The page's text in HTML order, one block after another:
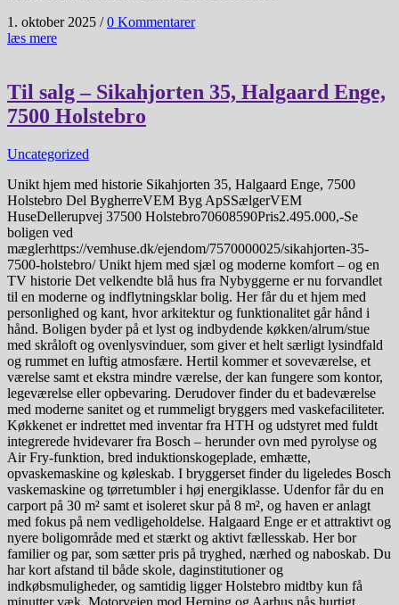
1. oktober 2025 / 0 Kommentarer
læs mere
Til salg – Sikahjorten 35, Halgaard Enge,
7500 Holstebro
Uncategorized
Unikt hjem med historie Sikahjorten 35, Halgaard Enge, 7500
Holstebro Del BygherreVEM Byg ApSSælgerVEM
HuseDellerupvej 37500 Holstebro70608590Pris2.495.000,-Se
boligen ved
mæglerhttps://vemhuse.dk/ejendom/7570000025/sikahjorten-35-
7500-holstebro/ Unikt hjem med sjæl og moderne komfort – og en
TV historie Det velkendte blå hus fra Nybyggerne er nu forvandlet
til en moderne og indflytningsklar bolig. Her får du et hjem med
personlighed og kant, hvor arkitektur og funktionalitet går hånd i
hånd. Boligen byder på et lyst og indbydende køkken/alrum/stue
med skråloft og ovenlysvinduer, som giver et helt særligt lysindfald
og rummet en luftig atmosfære. Hertil kommer et soveværelse, et
værelse samt et ekstra mindre værelse, der kan fungere som kontor,
legeværelse eller opbevaring. Derudover finder du et badeværelse
med moderne sanitet og et rummeligt bryggers med vaskefaciliteter.
Køkkenet er indrettet med inventar fra HTH og udstyret med fuldt
integrerede hvidevarer fra Bosch – herunder ovn med pyrolyse og
Air Fry-funktion, bred induktionskogeplade, emhætte,
opvaskemaskine og køleskab. I bryggerset finder du ligeledes Bosch
vaskemaskine og tørretumbler i høj energiklasse. Udenfor får du en
carport på 30 m² samt et isoleret skur på 8 m², og haven er anlagt
med fokus på nem vedligeholdelse. Halgaard Enge er et attraktivt og
nyere boligområde med et stærkt og aktivt fællesskab. Her bor
familier og par, som sætter pris på tryghed, nærhed og naboskab. Du
har kort afstand til både skole, daginstitutioner og
indkøbsmuligheder, og samtidig ligger Holstebro midtby kun få
minutter væk. Motorvejen mod Herning og Aarhus nås hurtigt,